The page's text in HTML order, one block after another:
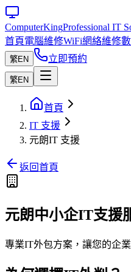
ComputerKingProfessional IT
首頁電腦維修WiFi網絡維修
繁EN 立即預約
繁EN
首頁
IT 支援
元朗IT 支援
返回首頁
元朗中小企IT支援
專業IT外包方案，讓您的企